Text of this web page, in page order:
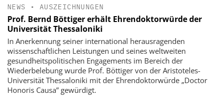
NEWS • AUSZEICHNUNGEN
Prof. Bernd Böttiger erhält Ehrendoktorwürde der
Universität Thessaloniki
In Anerkennung seiner international herausragenden
wissenschaftlichen Leistungen und seines weltweiten
gesundheitspolitischen Engagements im Bereich der
Wiederbelebung wurde Prof. Böttiger von der Aristoteles-
Universität Thessaloniki mit der Ehrendoktorwürde „Doctor
Honoris Causa” gewürdigt.